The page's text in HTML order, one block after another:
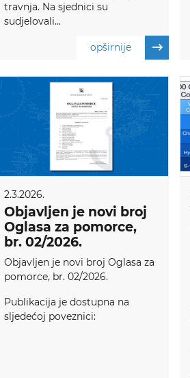
travnja. Na sjednici su
sudjelovali...
opširnije
2.3.2026.
Objavljen je novi broj
Oglasa za pomorce,
br. 02/2026.
Objavljen je novi broj Oglasa za
pomorce, br. 02/2026.
Publikacija je dostupna na
sljedećoj poveznici: